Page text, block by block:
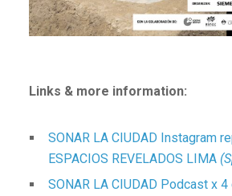
Links & more information:
SONAR LA CIUDAD Instagram
ESPACIOS REVELADOS LIMA
SONAR LA CIUDAD Podcast x